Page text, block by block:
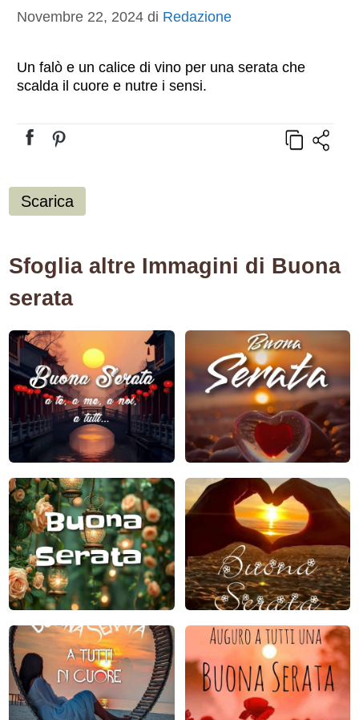
Novembre 22, 2024 di Redazione
Un falò e un calice di vino per una serata che
scalda il cuore e nutre i sensi.
Scarica
Sfoglia altre Immagini di Buona
serata